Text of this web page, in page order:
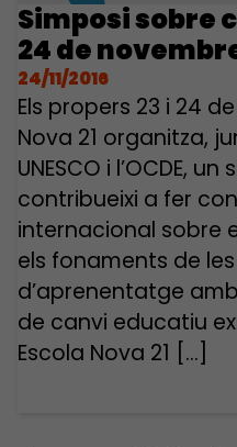
Simposi sobre
24 de
24/11/2016
Els propers 23 i 24
Nova 21 organitza,
UNESCO i l’OCDE,
contribueixi a fer
internacional sobre
els fonaments de
d’aprenentatge
de canvi educatiu
Escola Nova 21 […]